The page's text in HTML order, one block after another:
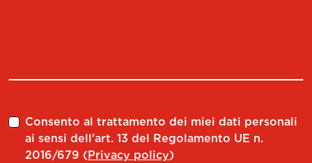
Consento al trattamento dei miei dati personali
ai sensi dell'art. 13 del Regolamento UE n.
2016/679 (Privacy policy)